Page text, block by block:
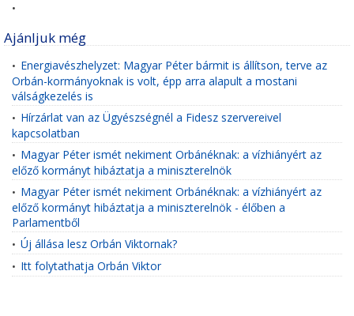
•
Ajánljuk még
• Energiavészhelyzet: Magyar Péter bármit is állítson, terve az
Orbán-kormányoknak is volt, épp arra alapult a mostani
válságkezelés is
• Hírzárlat van az Ügyészségnél a Fidesz szervereivel
kapcsolatban
• Magyar Péter ismét nekiment Orbánéknak: a vízhiányért az
előző kormányt hibáztatja a miniszterelnök
• Magyar Péter ismét nekiment Orbánéknak: a vízhiányért az
előző kormányt hibáztatja a miniszterelnök - élőben a
Parlamentből
• Új állása lesz Orbán Viktornak?
• Itt folytathatja Orbán Viktor